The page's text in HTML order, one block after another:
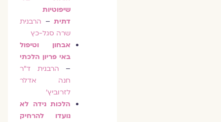
שיפוטיות
דתית–הרבנית
שרה סגל-כץ
אבחון וטיפול
באי פריון הלכתי
–
הרבנית ד"ר
חנה אדלר
לזרוביץ'
הלכות נידה לא
נועדו להרחיק